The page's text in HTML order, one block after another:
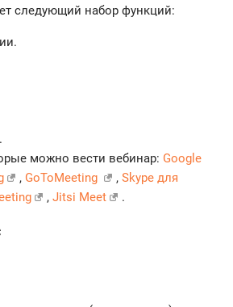
следующий набор функций:
можно вести вебинар: Google
, GoToMeeting , Skype для
, Jitsi Meet .